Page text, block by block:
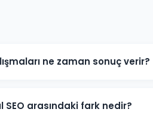
ne zaman sonuç verir?
Rekabetçi sektörlerde 6-12 aylık
SEO arasındaki fark nedir?